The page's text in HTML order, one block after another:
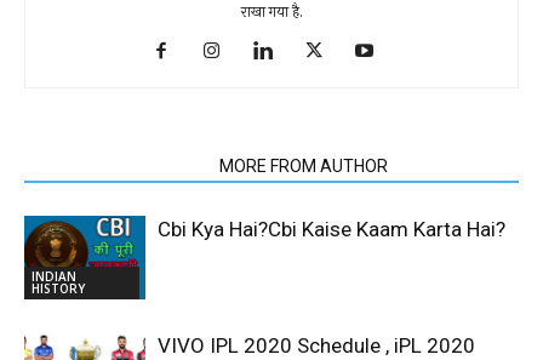
राखा गया है.
MORE FROM AUTHOR
INDIAN
HISTORY
Cbi Kya Hai?Cbi Kaise Kaam Karta Hai?
VIVO IPL 2020 Schedule , iPL 2020